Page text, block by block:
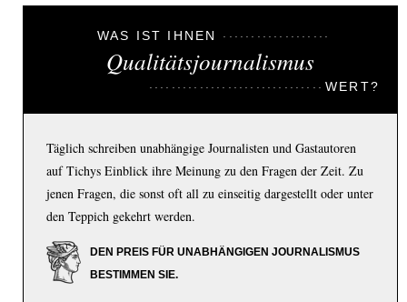
WAS IST IHNEN
Qualitätsjournalismus
WERT?
Täglich schreiben unabhängige Journalisten und Gastautoren
auf Tichys Einblick ihre Meinung zu den Fragen der Zeit. Zu
jenen Fragen, die sonst oft all zu einseitig dargestellt oder unter
den Teppich gekehrt werden.
DEN PREIS FÜR UNABHÄNGIGEN JOURNALISMUS
BESTIMMEN SIE.